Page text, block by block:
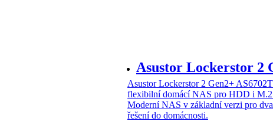
Asustor Lockerstor 2
Asustor Lockerstor 2 Gen2+
flexibilní domácí NAS pro HDD i M.2
Moderní NAS v základní verzi pro
řešení do domácnosti.